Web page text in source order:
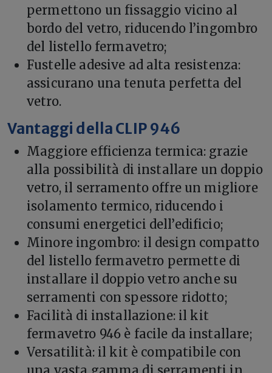
permettono un fissaggio vicino al
bordo del vetro, riducendo l’ingombro
del listello fermavetro;
Fustelle adesive ad alta resistenza:
assicurano una tenuta perfetta del
vetro.
Vantaggi della CLIP 946
Maggiore efficienza termica: grazie
alla possibilità di installare un doppio
vetro, il serramento offre un migliore
isolamento termico, riducendo i
consumi energetici dell’edificio;
Minore ingombro: il design compatto
del listello fermavetro permette di
installare il doppio vetro anche su
serramenti con spessore ridotto;
Facilità di installazione: il kit
fermavetro 946 è facile da installare;
Versatilità: il kit è compatibile con
una vasta gamma di serramenti in